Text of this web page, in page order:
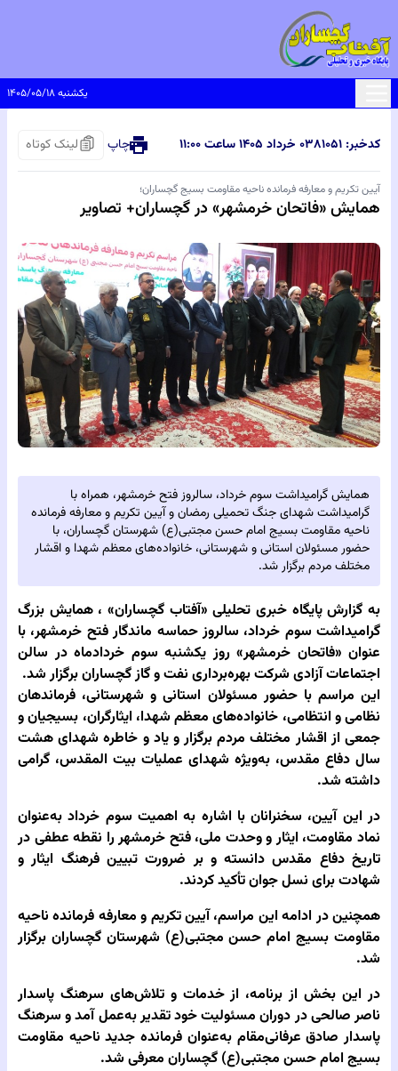
یکشنبه ۱۴۰۵/۰۵/۱۸
کدخبر: ۸۱۰۵۱ ۰۳ خرداد ۱۴۰۵ ساعت ۱۱:۰۰ چاپ لینک کوتاه
آیین تکریم و معارفه فرمانده ناحیه مقاومت بسیج گچساران؛
همایش «فاتحان خرمشهر» در گچساران+ تصاویر
همایش گرامیداشت سوم خرداد، سالروز فتح خرمشهر، همراه با
گرامیداشت شهدای جنگ تحمیلی رمضان و آیین تکریم و معارفه فرمانده
ناحیه مقاومت بسیج امام حسن مجتبی(ع) شهرستان گچساران، با
حضور مسئولان استانی و شهرستانی، خانواده‌های معظم شهدا و اقشار
مختلف مردم برگزار شد.
به گزارش پایگاه خبری تحلیلی‌ «آفتاب گچساران» ، همایش بزرگ
گرامیداشت سوم خرداد، سالروز حماسه ماندگار فتح خرمشهر، با
عنوان «فاتحان خرمشهر» روز یکشنبه سوم خردادماه در سالن
اجتماعات آزادی شرکت بهره‌برداری نفت و گاز گچساران برگزار شد.
این مراسم با حضور مسئولان استانی و شهرستانی، فرماندهان
نظامی و انتظامی، خانواده‌های معظم شهدا، ایثارگران، بسیجیان و
جمعی از اقشار مختلف مردم برگزار و یاد و خاطره شهدای هشت
سال دفاع مقدس، به‌ویژه شهدای عملیات بیت المقدس، گرامی
داشته شد.
در این آیین، سخنرانان با اشاره به اهمیت سوم خرداد به‌عنوان
نماد مقاومت، ایثار و وحدت ملی، فتح خرمشهر را نقطه عطفی در
تاریخ دفاع مقدس دانسته و بر ضرورت تبیین فرهنگ ایثار و
شهادت برای نسل جوان تأکید کردند.
همچنین در ادامه این مراسم، آیین تکریم و معارفه فرمانده ناحیه
مقاومت بسیج امام حسن مجتبی(ع) شهرستان گچساران برگزار
شد.
در این بخش از برنامه، از خدمات و تلاش‌های سرهنگ پاسدار
ناصر صالحی در دوران مسئولیت خود تقدیر به‌عمل آمد و سرهنگ
پاسدار صادق عرفانی‌مقام به‌عنوان فرمانده جدید ناحیه مقاومت
بسیج امام حسن مجتبی(ع) گچساران معرفی شد.